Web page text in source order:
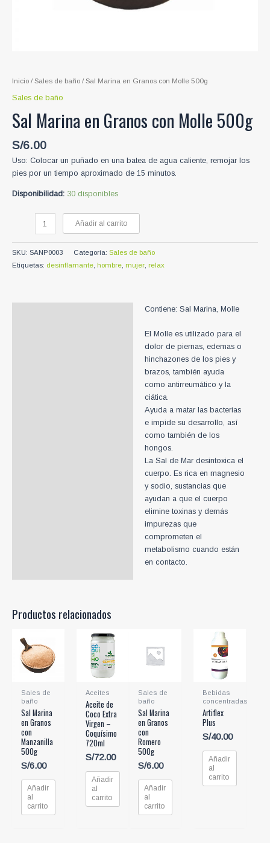
Inicio / Sales de baño / Sal Marina en Granos con Molle 500g
Sales de baño
Sal Marina en Granos con Molle 500g
S/6.00
Uso: Colocar un puñado en una batea de agua caliente, remojar los
pies por un tiempo aproximado de 15 minutos.
Disponibilidad: 30 disponibles
en
Granos
con
Añadir al carrito
SKU: SANP0003 Categoría: Sales de baño
Etiquetas: desinflamante hombre mujer relax
Contiene: Sal Marina, Molle
El Molle es utilizado para el
dolor de piernas, edemas o
hinchazones de los pies y
brazos, también ayuda
como antirreumático y la
ciática.
Ayuda a matar las bacterias
e impide su desarrollo, así
como también de los
hongos.
La Sal de Mar desintoxica el
cuerpo. Es rica en magnesio
y sodio, sustancias que
ayudan a que el cuerpo
elimine toxinas y demás
impurezas que
comprometen el
metabolismo cuando están
en contacto.
Productos relacionados
Sales de
baño
Sal Marina
en Granos
con
Manzanilla
500g
S/6.00
Añadir
al
carrito
Aceites
Aceite de
Coco Extra
Virgen –
Coquísimo
720ml
S/72.00
Añadir
al
carrito
Sales de
baño
Sal Marina
en Granos
con
Romero
500g
S/6.00
Añadir
al
carrito
Bebidas
concentradas
Artiflex
Plus
S/40.00
Añadir
al
carrito